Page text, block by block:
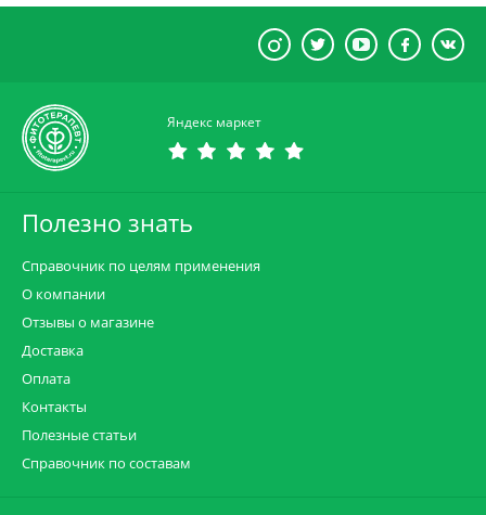
Яндекс маркет
Полезно знать
Справочник по целям применения
О компании
Отзывы о магазине
Доставка
Оплата
Контакты
Полезные статьи
Справочник по составам